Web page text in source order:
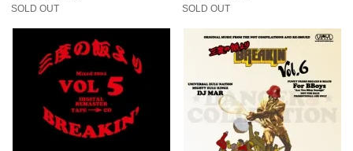
SOLD OUT SOLD OUT